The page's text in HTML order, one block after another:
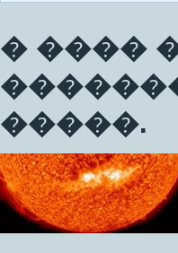
� ����
�����.